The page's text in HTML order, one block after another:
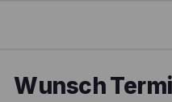
Wunsch